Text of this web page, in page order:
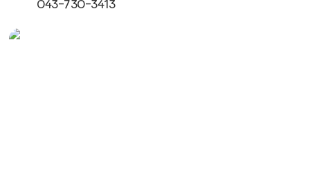
043-730-3413